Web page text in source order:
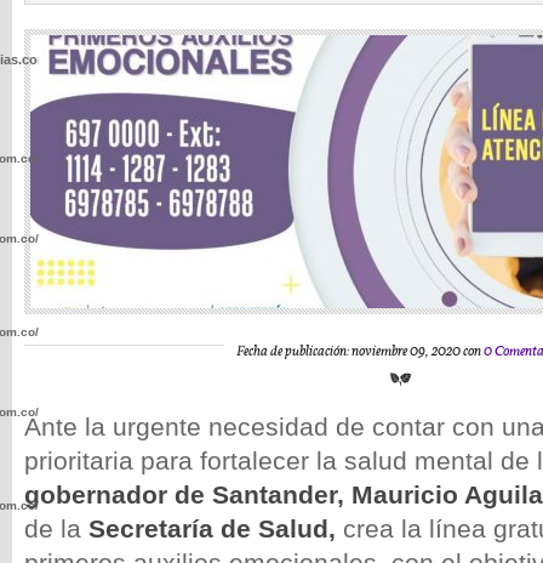
Fecha de publicación: noviembre 09, 2020 con0
Ante la urgente necesidad de contar con
prioritaria para fortalecer la salud mental de
gobernador de Santander, Mauricio
de la Secretaría de Salud, crea la línea
wp-
wp-
wp-
wp-
wp-
wp-